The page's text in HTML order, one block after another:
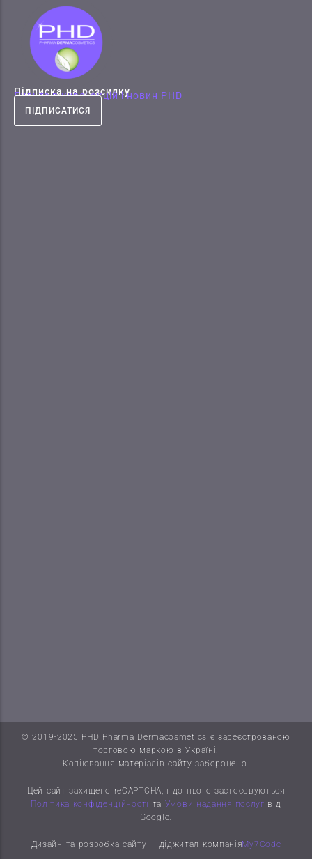
Підписка на розсилку
Будьте в курсі акцій і новин PHD
ПІДПИСАТИСЯ
© 2019-2025 PHD Pharma Dermacosmetics є зареєстрованою
торговою маркою в Україні.
Копіювання матеріалів сайту заборонено.
Цей сайт захищено reCAPTCHA, і до нього застосовуються
Політика конфіденційності та Умови надання послуг від
Google.
Дизайн та розробка сайту – діджитал компаніяMy7Code